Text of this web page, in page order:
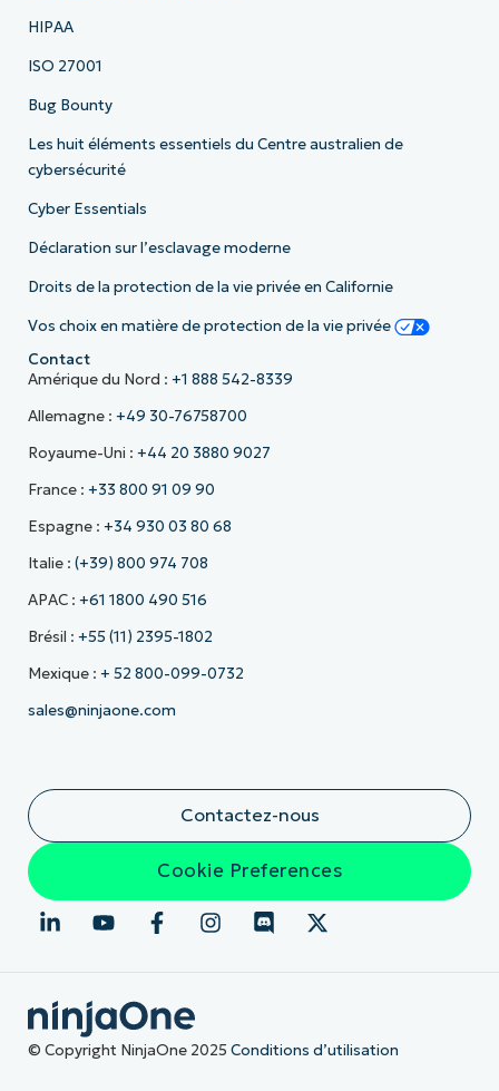
HIPAA
ISO 27001
Bug Bounty
Les huit éléments essentiels du Centre australien de
cybersécurité
Cyber Essentials
Déclaration sur l’esclavage moderne
Droits de la protection de la vie privée en Californie
Vos choix en matière de protection de la vie privée
Contact
Amérique du Nord : +1 888 542-8339
Allemagne : +49 30-76758700
Royaume-Uni : +44 20 3880 9027
France : +33 800 91 09 90
Espagne : +34 930 03 80 68
Italie : (+39) 800 974 708
APAC : +61 1800 490 516
Brésil : +55 (11) 2395-1802
Mexique : + 52 800-099-0732
sales@ninjaone.com
Contactez-nous
Cookie Preferences
© Copyright NinjaOne 2025 Conditions d’utilisation